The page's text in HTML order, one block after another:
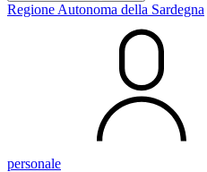
Regione Autonoma della Sardegna
personale